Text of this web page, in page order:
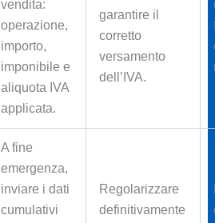
vendita:
operazione,
importo,
imponibile e
aliquota IVA
applicata.
garantire il
corretto
versamento
dell’IVA.
A fine
emergenza,
inviare i dati
cumulativi
Regolarizzare
definitivamente